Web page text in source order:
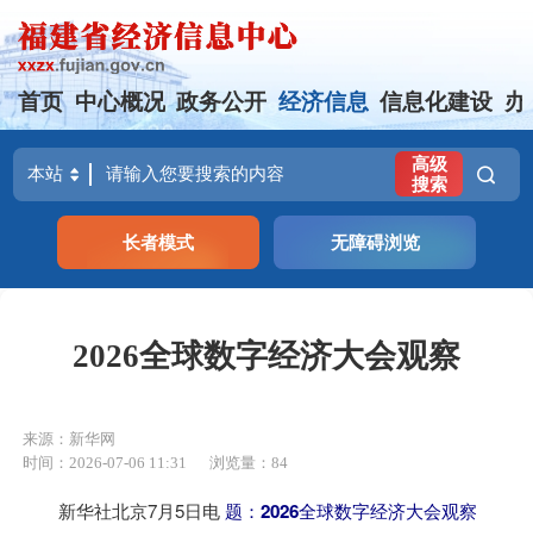
首页 中心概况 政务公开 经济信息 信息化建设 办
高级
搜索
长者模式 无障碍浏览
2026全球数字经济大会观察
来源：新华网
时间：2026-07-06 11:31
浏览量：84
新华社北京7月5日电题：2026全球数字经济大会观察